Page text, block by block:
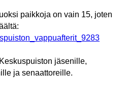
paikkoja on vain 15, joten
jäsenille,
ja senaattoreille.